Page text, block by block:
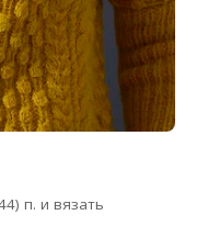
п. и вязать